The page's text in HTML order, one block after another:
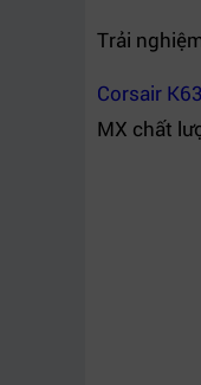
Trải
Corsair
MX chất